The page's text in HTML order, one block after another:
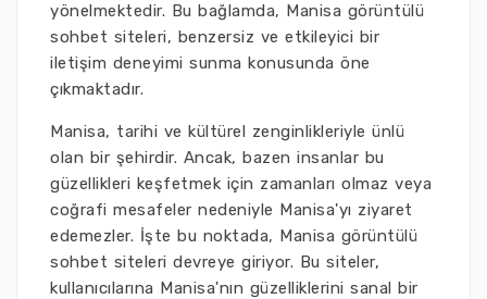
yönelmektedir. Bu bağlamda, Manisa görüntülü
sohbet siteleri, benzersiz ve etkileyici bir
iletişim deneyimi sunma konusunda öne
çıkmaktadır.
Manisa, tarihi ve kültürel zenginlikleriyle ünlü
olan bir şehirdir. Ancak, bazen insanlar bu
güzellikleri keşfetmek için zamanları olmaz veya
coğrafi mesafeler nedeniyle Manisa'yı ziyaret
edemezler. İşte bu noktada, Manisa görüntülü
sohbet siteleri devreye giriyor. Bu siteler,
kullanıcılarına Manisa'nın güzelliklerini sanal bir